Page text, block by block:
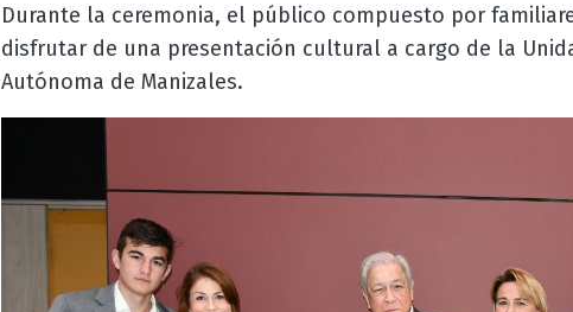
Durante la ceremonia, el público compuesto por
disfrutar de una presentación cultural a cargo de la
Autónoma de Manizales.